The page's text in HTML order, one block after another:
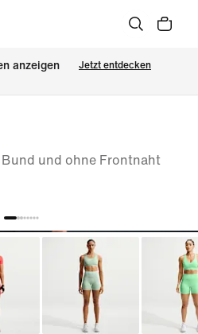
anzeigen Jetzt entdecken
und ohne Frontnaht